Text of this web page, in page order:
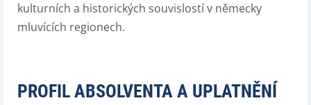
kulturních a historických souvislostí v německy
mluvících regionech.
PROFIL ABSOLVENTA A UPLATNĚNÍ